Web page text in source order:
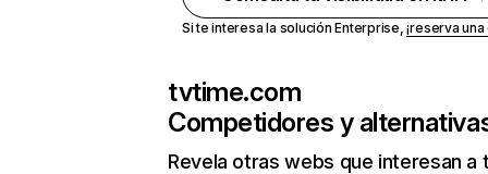
Si te interesa la solución Enterprise,¡reserva
tvtime.com
Competidores y
Revela otras webs que interesan a